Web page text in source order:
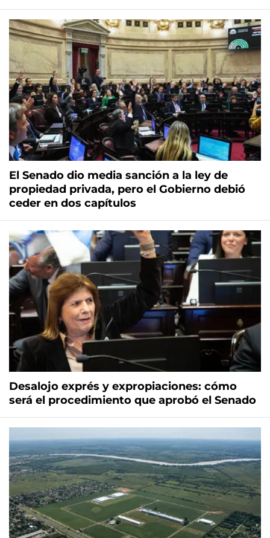
El Senado dio media sanción a la ley de
propiedad privada, pero el Gobierno debió
ceder en dos capítulos
Desalojo exprés y expropiaciones: cómo
será el procedimiento que aprobó el Senado